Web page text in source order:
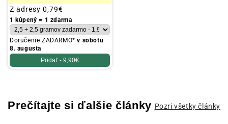
Obvyklá
cena
Z adresy 0,79€
1 kúpený = 1 zdarma
Doručenie ZADARMO*v sobotu
8. augusta
Pridať - 9,90€
Prečítajte si ďalšie články Pozri všetky články